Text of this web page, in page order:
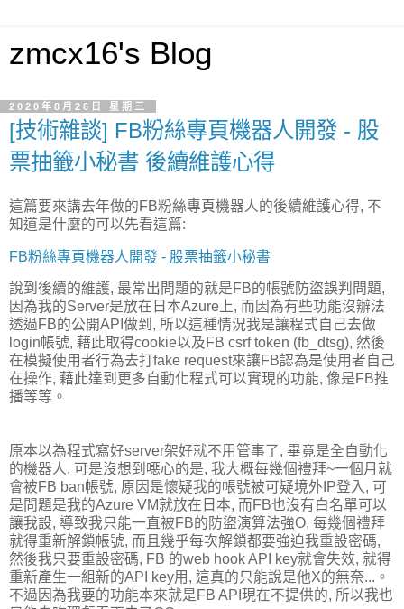
zmcx16's Blog
2020年8月26日 星期三
[技術雜談] FB粉絲專頁機器人開發 - 股
票抽籤小秘書 後續維護心得
這篇要來講去年做的FB粉絲專頁機器人的後續維護心得, 不
知道是什麼的可以先看這篇:
FB粉絲專頁機器人開發 - 股票抽籤小秘書
說到後續的維護, 最常出問題的就是FB的帳號防盜誤判問題,
因為我的Server是放在日本Azure上, 而因為有些功能沒辦法
透過FB的公開API做到, 所以這種情況我是讓程式自己去做
login帳號, 藉此取得cookie以及FB csrf token (fb_dtsg), 然後
在模擬使用者行為去打fake request來讓FB認為是使用者自己
在操作, 藉此達到更多自動化程式可以實現的功能, 像是FB推
播等等。
原本以為程式寫好server架好就不用管事了, 畢竟是全自動化
的機器人, 可是沒想到噁心的是, 我大概每幾個禮拜~一個月就
會被FB ban帳號, 原因是懷疑我的帳號被可疑境外IP登入, 可
是問題是我的Azure VM就放在日本, 而FB也沒有白名單可以
讓我設, 導致我只能一直被FB的防盜演算法強O, 每幾個禮拜
就得重新解鎖帳號, 而且幾乎每次解鎖都要強迫我重設密碼,
然後我只要重設密碼, FB 的web hook API key就會失效, 就得
重新產生一組新的API key用, 這真的只能說是他X的無奈...。
不過因為我要的功能本來就是FB API現在不提供的, 所以我也